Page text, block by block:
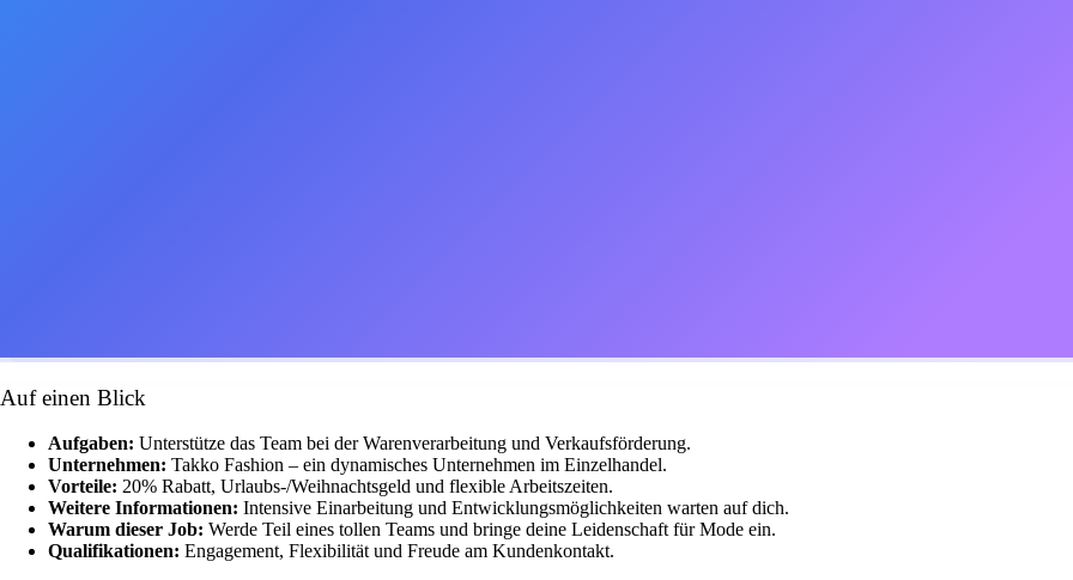
Auf einen Blick
Aufgaben: Unterstütze das Team bei der Warenverarbeitung und Verkaufsförderung.
Unternehmen: Takko Fashion – ein dynamisches Unternehmen im Einzelhandel.
Vorteile: 20% Rabatt, Urlaubs-/Weihnachtsgeld und flexible Arbeitszeiten.
Weitere Informationen: Intensive Einarbeitung und Entwicklungsmöglichkeiten warten auf dich.
Warum dieser Job: Werde Teil eines tollen Teams und bringe deine Leidenschaft für Mode ein.
Qualifikationen: Engagement, Flexibilität und Freude am Kundenkontakt.